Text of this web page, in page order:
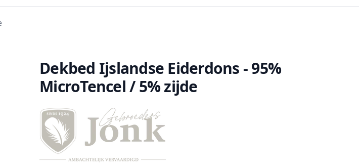
Dekbed Ijslandse Eiderdons - 95%
MicroTencel / 5% zijde